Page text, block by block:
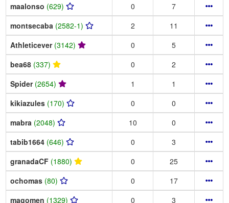
maalonso (629) 0
7
montsecaba (2582-1) 2
11
Athleticever (3142) 0
5
bea68 (337) 0
2
Spider (2654) 1
1
kikiazules (170) 0
0
mabra (2048) 10
0
tabib1664 (646) 0
3
granadaCF (1880) 0
25
ochomas (80) 0
17
magomen (1329) 0 3